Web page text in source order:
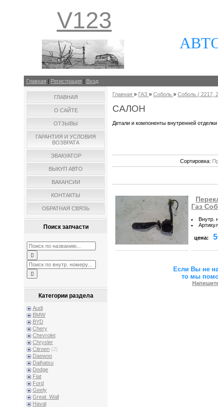
V123
Главная | Регистрация | Вход
ГЛАВНАЯ
О САЙТЕ
ОТЗЫВЫ
ГАРАНТИЯ И УСЛОВИЯ
ВОЗВРАТА
ЭВАКУАТОР
ВЫКУП АВТО
ВАКАНСИИ
КОНТАКТЫ
ОБРАТНАЯ СВЯЗЬ
Поиск запчасти
Категории раздела
Audi
BMW
BYD
Chery
Chevrolet
Chrysler
Citroen (2)
Daewoo
Daihatsu
Dodge
Fiat
Ford
Geely
Great_Wall
Haval
Главная » ГАЗ » Соболь » Соболь ( 2217,
САЛОН
Детали и компоненты внутренней
Сортировка:
Газ
Внутр.
Артикул
цена:
Если Вы не
то мы